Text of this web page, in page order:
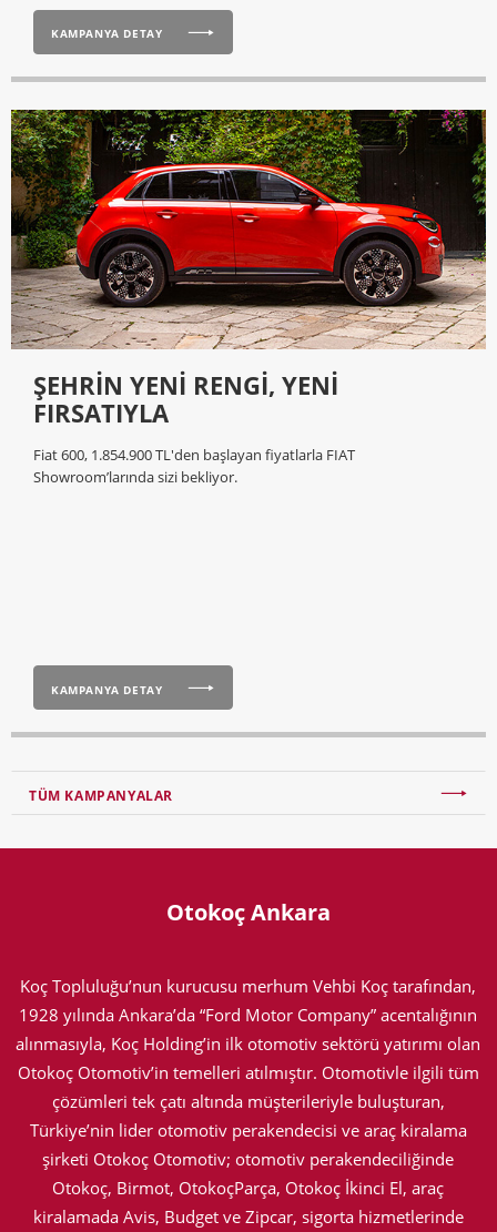
KAMPANYA DETAY
ŞEHRİN YENİ RENGİ, YENİ
FIRSATIYLA
Fiat 600, 1.854.900 TL'den başlayan fiyatlarla FIAT
Showroom’larında sizi bekliyor.
KAMPANYA DETAY
TÜM KAMPANYALAR
Otokoç Ankara
Koç Topluluğu’nun kurucusu merhum Vehbi Koç tarafından,
1928 yılında Ankara’da “Ford Motor Company” acentalığının
alınmasıyla, Koç Holding’in ilk otomotiv sektörü yatırımı olan
Otokoç Otomotiv’in temelleri atılmıştır. Otomotivle ilgili tüm
çözümleri tek çatı altında müşterileriyle buluşturan,
Türkiye’nin lider otomotiv perakendecisi ve araç kiralama
şirketi Otokoç Otomotiv; otomotiv perakendeciliğinde
Otokoç, Birmot, OtokoçParça, Otokoç İkinci El, araç
kiralamada Avis, Budget ve Zipcar, sigorta hizmetlerinde